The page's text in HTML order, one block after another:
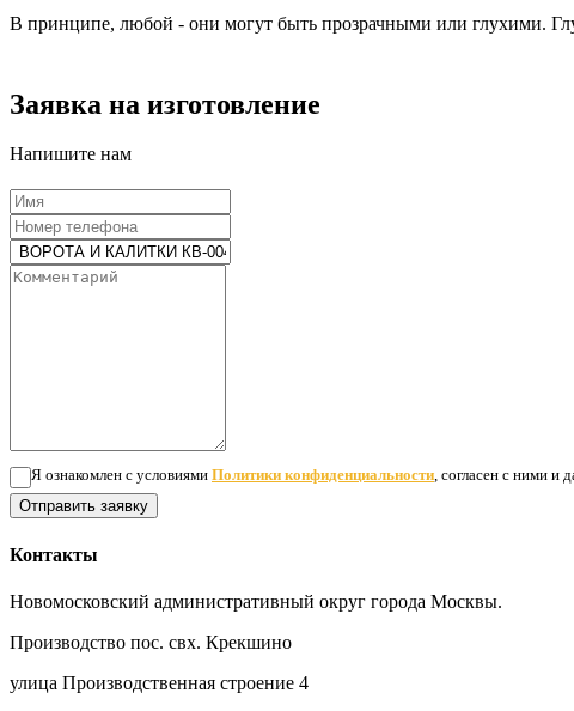
В принципе, любой - они могут быть прозрачными или глухими.
Заявка на изготовление
Напишите нам
Я ознакомлен с условиями Политики конфиденциальности, согласен с ними и
Отправить заявку
Контакты
Новомосковский административный округ города Москвы.
Производство пос. свх. Крекшино
улица Производственная строение 4